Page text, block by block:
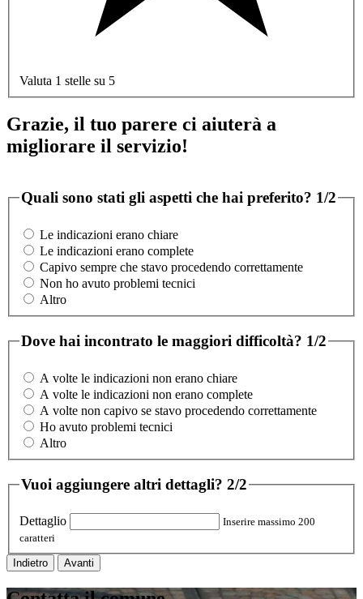
Valuta 1 stelle su 5
Grazie, il tuo parere ci aiuterà a
migliorare il servizio!
Quali sono stati gli aspetti che hai preferito? 1/2
Le indicazioni erano chiare
Le indicazioni erano complete
Capivo sempre che stavo procedendo correttamente
Non ho avuto problemi tecnici
Altro
Dove hai incontrato le maggiori difficoltà? 1/2
A volte le indicazioni non erano chiare
A volte le indicazioni non erano complete
A volte non capivo se stavo procedendo correttamente
Ho avuto problemi tecnici
Altro
Vuoi aggiungere altri dettagli? 2/2
Dettaglio
Inserire massimo 200
caratteri
Indietro Avanti